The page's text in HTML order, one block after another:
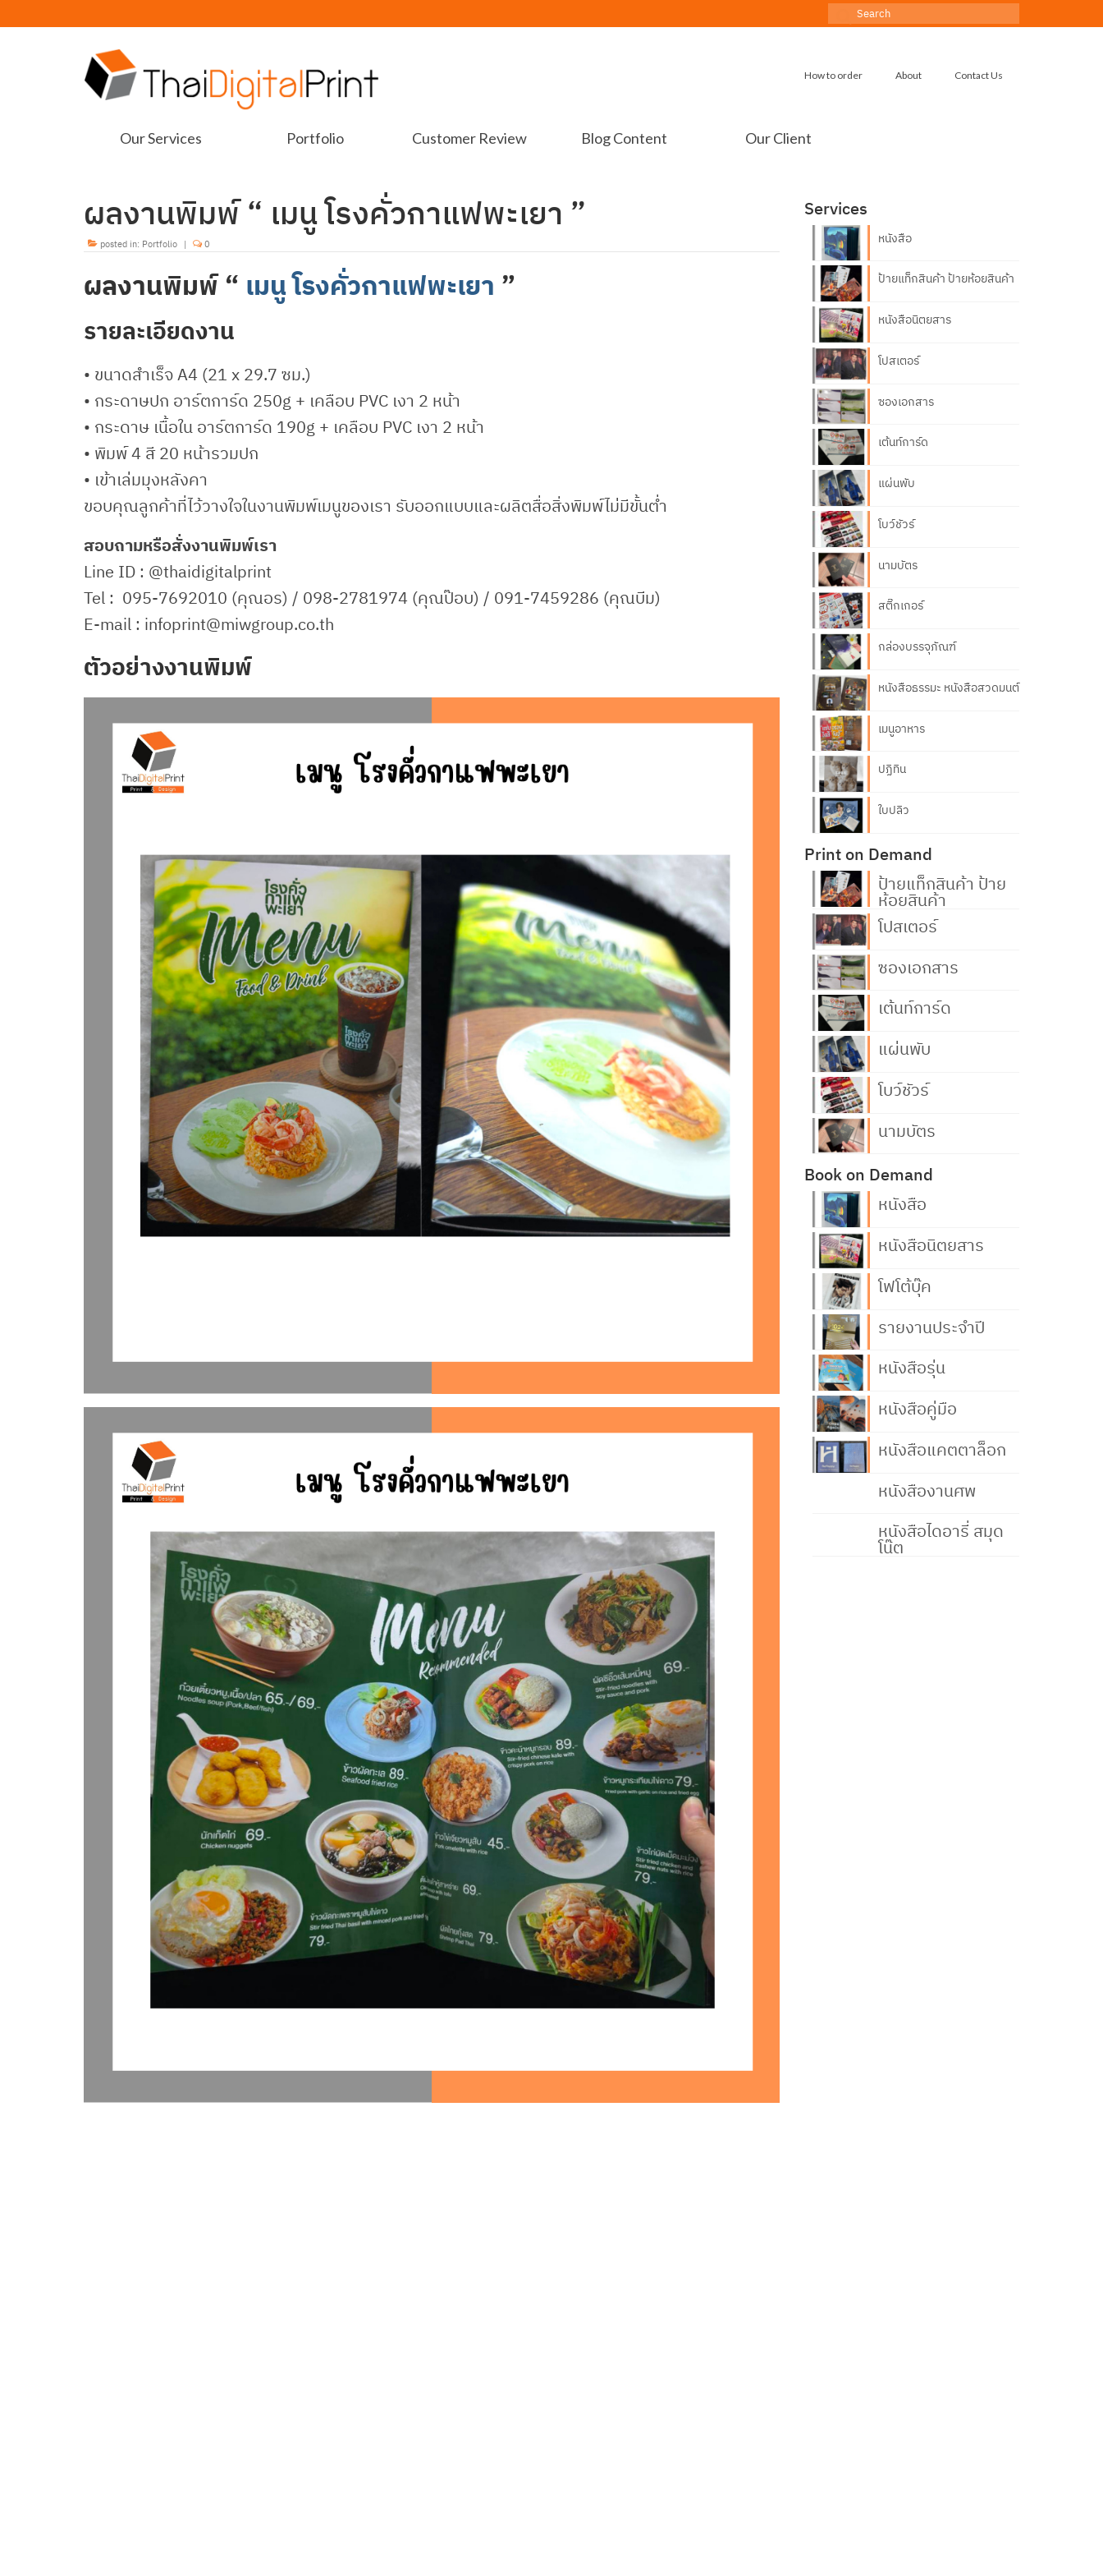
Search
How to order About Contact Us
Our Services Portfolio Customer Review Blog Content Our Client
ผลงานพิมพ์ “ เมนู โรงคั่วกาแฟพะเยา ”
posted in: Portfolio | 0
ผลงานพิมพ์ “ เมนู โรงคั่วกาแฟพะเยา ”
รายละเอียดงาน
• ขนาดสำเร็จ A4 (21 x 29.7 ซม.)
• กระดาษปก อาร์ตการ์ด 250g + เคลือบ PVC เงา 2 หน้า
• กระดาษ เนื้อใน อาร์ตการ์ด 190g + เคลือบ PVC เงา 2 หน้า
• พิมพ์ 4 สี 20 หน้ารวมปก
• เข้าเล่มมุงหลังคา
ขอบคุณลูกค้าที่ไว้วางใจในงานพิมพ์เมนูของเรา รับออกแบบและผลิตสื่อสิ่งพิมพ์ไม่มีขั้นต่ำ
สอบถามหรือสั่งงานพิมพ์เรา
Line ID : @thaidigitalprint
Tel : 095-7692010 (คุณอร) / 098-2781974 (คุณป๊อบ) / 091-7459286 (คุณบีม)
E-mail : infoprint@miwgroup.co.th
ตัวอย่างงานพิมพ์
Services
หนังสือ
ป้ายแท็กสินค้า ป้ายห้อยสินค้า
หนังสือนิตยสาร
โปสเตอร์
ซองเอกสาร
เต้นท์การ์ด
แผ่นพับ
โบว์ชัวร์
นามบัตร
สติ๊กเกอร์
กล่องบรรจุภัณฑ์
หนังสือธรรมะ หนังสือสวดมนต์
เมนูอาหาร
ปฏิทิน
ใบปลิว
Print on Demand
ป้ายแท็กสินค้า ป้าย
ห้อยสินค้า
โปสเตอร์
ซองเอกสาร
เต้นท์การ์ด
แผ่นพับ
โบว์ชัวร์
นามบัตร
Book on Demand
หนังสือ
หนังสือนิตยสาร
โฟโต้บุ๊ค
รายงานประจำปี
หนังสือรุ่น
หนังสือคู่มือ
หนังสือแคตตาล็อก
หนังสืองานศพ
หนังสือไดอารี่ สมุด
โน๊ต